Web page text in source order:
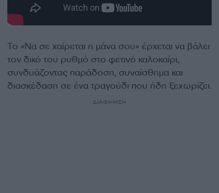
Το «Να σε χαίρεται η μάνα σου» έρχεται να βάλει
τον δικό του ρυθμό στο φετινό καλοκαίρι,
συνδυάζοντας παράδοση, συναίσθημα και
διασκέδαση σε ένα τραγούδι που ήδη ξεχωρίζει.
ΔΙΑΦΗΜΙΣΗ